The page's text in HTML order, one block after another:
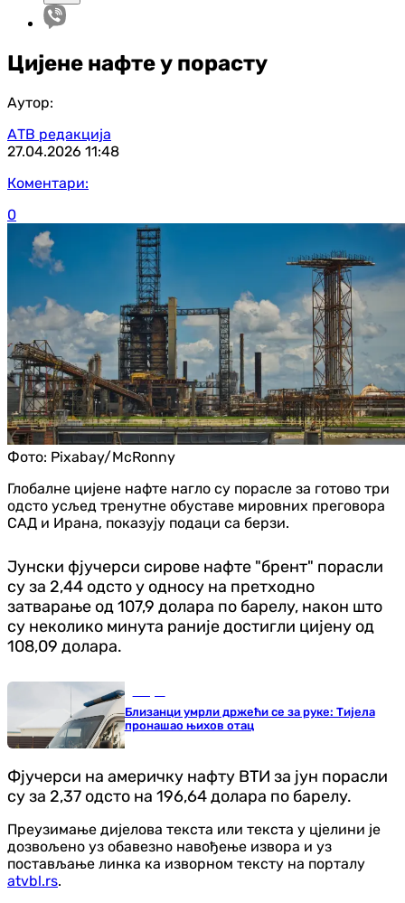
Цијене нафте у порасту
Аутор:
АТВ редакција
27.04.2026 11:48
Коментари:
0
Фото: Pixabay/McRonny
Глобалне цијене нафте нагло су порасле за готово три
одсто усљед тренутне обуставе мировних преговора
САД и Ирана, показују подаци са берзи.
Јунски фјучерси сирове нафте "брент" порасли
су за 2,44 одсто у односу на претходно
затварање од 107,9 долара по барелу, након што
су неколико минута раније достигли цијену од
108,09 долара.
Близанци умрли држећи се за руке: Тијела
пронашао њихов отац
Фјучерси на америчку нафту ВТИ за јун порасли
су за 2,37 одсто на 196,64 долара по барелу.
Преузимање дијелова текста или текста у цјелини је
дозвољено уз обавезно навођење извора и уз
постављање линка ка изворном тексту на порталу
atvbl.rs.